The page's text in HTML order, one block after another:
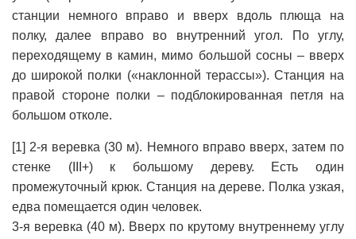
станции немного вправо и вверх вдоль плюща на
полку, далее вправо во внутренний угол. По углу,
переходящему в камин, мимо большой сосны – вверх
до широкой полки («наклонной терассы»). Станция на
правой стороне полки – подблокированная петля на
большом отколе.
[1] 2-я веревка (30 м). Немного вправо вверх, затем по
стенке (III+) к большому дереву. Есть один
промежуточный крюк. Станция на дереве. Полка узкая,
едва помещается один человек.
3-я веревка (40 м). Вверх по крутому внутреннему углу